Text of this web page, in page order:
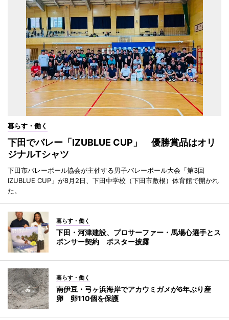
暮らす・働く
下田でバレー「IZUBLUE CUP」 優勝賞品はオリ
ジナルTシャツ
下田市バレーボール協会が主催する男子バレーボール大会「第3回
IZUBLUE CUP」が8月2日、下田中学校（下田市敷根）体育館で開かれ
た。
暮らす・働く
下田・河津建設、プロサーファー・馬場心選手とス
ポンサー契約 ポスター披露
暮らす・働く
南伊豆・弓ヶ浜海岸でアカウミガメが6年ぶり産
卵 卵110個を保護